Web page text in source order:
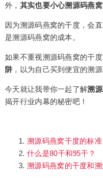
外， 其实也要小心溯源码燕
因为溯源码燕窝的干度，会
是溯源码燕窝的成本。
如果不重视溯源码燕窝的干
阱 ，以为自己买到便宜的溯
今天就让我带你一起了解溯
揭开行业内幕的秘密吧！
溯源码燕窝干度的标准
什么是80干和95干？
溯源码燕窝的干度和